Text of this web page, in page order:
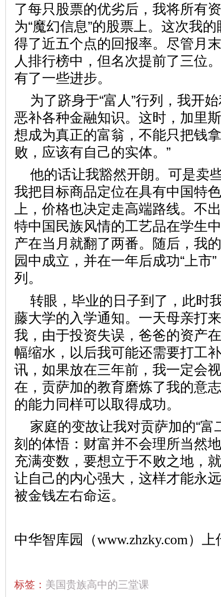
了每只股票的优劣后，我将所有
为“魔幻信息”的股票上。这次我
得了近五个点的回报率。尽管月
人排行榜中，但名次提前了三位
有了一些进步。
为了跻身于“富人”行列，我开
恶补各种金融知识。这时，加里
想成为真正的富翁，不能只把钱
败，应该有自己的实体。”
他的话让我豁然开朗。可是卖
我把目标商品定位在具有中国特
上，价格也决定走高端路线。不
特中国民族风情的工艺品在学生
产在当月就翻了两番。随后，我
园中成立，并在一年后成功“上市
列。
转眼，毕业的日子到了，此时
藤大学的入学通知。一天母亲打
我，由于投资失误，爸爸的资产
幅缩水，以后我可能还需要打工
讯，如果放在三年前，我一定会
在，贡萨加的教育磨炼了我的意
的能力同样可以取得成功。
家庭的变故让我对贡萨加的“富
刻的体悟：财富并不会理所当然
充满变数，要想立于不败之地，
让自己的内心强大，这样才能永
被金钱左右命运。
中华智库园（www.zhzky.com）上
标签： 美国贵族高中的三堂课